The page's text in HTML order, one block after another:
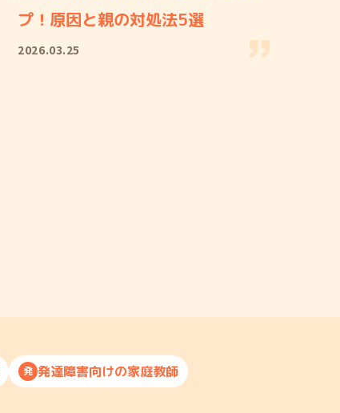
プ！原因と親の対処法5選
2026.03.25
発 発達障害向けの家庭教師